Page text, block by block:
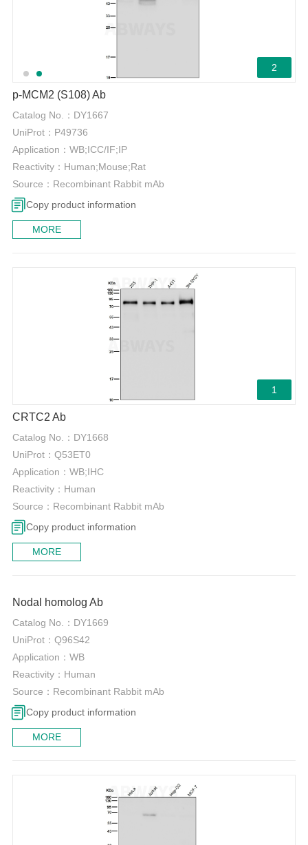
2
p-MCM2 (S108) Ab
Catalog No.： DY1667
UniProt： P49736
Application： WB;ICC/IF;IP
Reactivity： Human;Mouse;Rat
Source： Recombinant Rabbit mAb
Copy product information
MORE
1
CRTC2 Ab
Catalog No.： DY1668
UniProt： Q53ET0
Application： WB;IHC
Reactivity： Human
Source： Recombinant Rabbit mAb
Copy product information
MORE
Nodal homolog Ab
Catalog No.： DY1669
UniProt： Q96S42
Application： WB
Reactivity： Human
Source： Recombinant Rabbit mAb
Copy product information
MORE